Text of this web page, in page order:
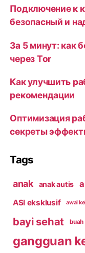
Подключение к
безопасный и
За 5 минут: как
через Tor
Как улучшить
рекомендации
Оптимизация
секреты
Tags
anak anak autis
ASI eksklusif
awal
bayi sehat
gangguan